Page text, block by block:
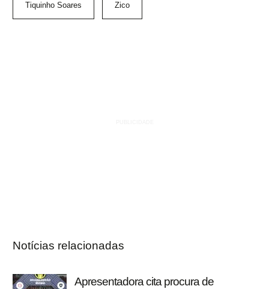
Tiquinho Soares Zico
Notícias relacionadas
Apresentadora cita procura de